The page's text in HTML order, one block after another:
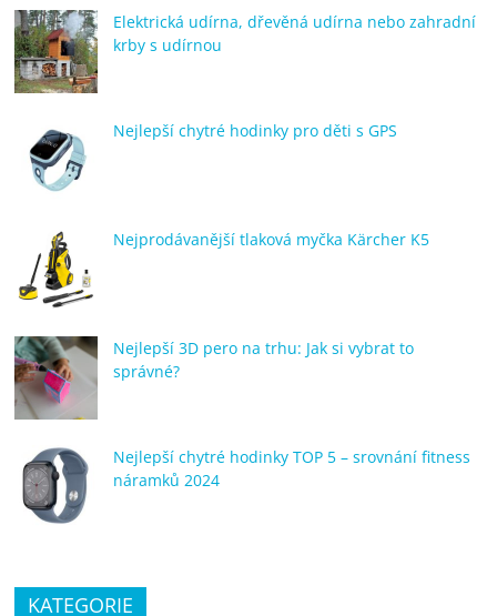
Elektrická udírna, dřevěná udírna nebo zahradní
krby s udírnou
Nejlepší chytré hodinky pro děti s GPS
Nejprodávanější tlaková myčka Kärcher K5
Nejlepší 3D pero na trhu: Jak si vybrat to
správné?
Nejlepší chytré hodinky TOP 5 – srovnání fitness
náramků 2024
KATEGORIE